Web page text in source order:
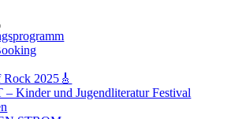
Rock 2025🎸
Kinder und Jugendliteratur Festival